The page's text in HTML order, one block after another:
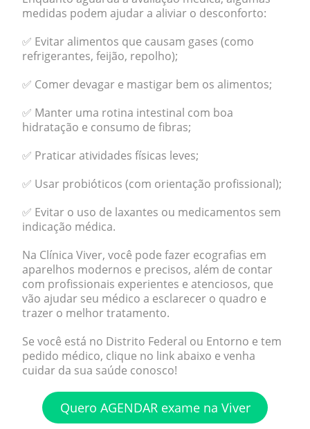
medidas podem ajudar a aliviar o desconforto:
✅ Evitar alimentos que causam gases (como
refrigerantes, feijão, repolho);
✅ Comer devagar e mastigar bem os alimentos;
✅ Manter uma rotina intestinal com boa
hidratação e consumo de fibras;
✅ Praticar atividades físicas leves;
✅ Usar probióticos (com orientação profissional);
✅ Evitar o uso de laxantes ou medicamentos sem
indicação médica.
Na Clínica Viver, você pode fazer ecografias em
aparelhos modernos e precisos, além de contar
com profissionais experientes e atenciosos, que
vão ajudar seu médico a esclarecer o quadro e
trazer o melhor tratamento.
Se você está no Distrito Federal ou Entorno e tem
pedido médico, clique no link abaixo e venha
cuidar da sua saúde conosco!
Quero AGENDAR exame na Viver